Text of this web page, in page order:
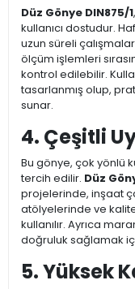
Düz Gönye DIN875/1
kullanıcı dostudur.
uzun süreli
ölçüm işlemleri
kontrol edilebilir.
tasarlanmış olup,
sunar.
4. Çeşitli
Bu gönye, çok yönlü
tercih edilir. Düz
projelerinde, inşaat
atölyelerinde ve
kullanılır. Ayrıca
doğruluk sağlamak
5. Yüksek